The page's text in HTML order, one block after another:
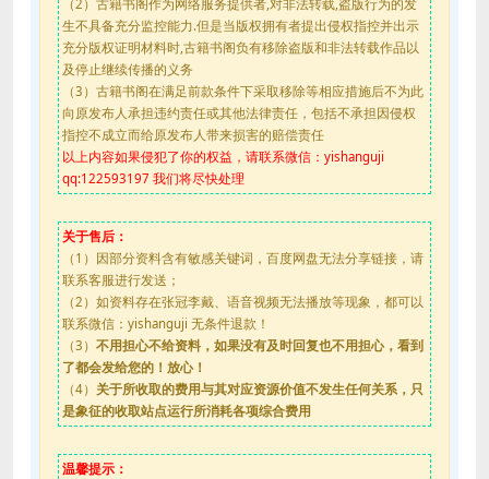
（2）古籍书阁作为网络服务提供者,对非法转载,盗版行为的发
生不具备充分监控能力.但是当版权拥有者提出侵权指控并出示
充分版权证明材料时,古籍书阁负有移除盗版和非法转载作品以
及停止继续传播的义务
（3）古籍书阁在满足前款条件下采取移除等相应措施后不为此
向原发布人承担违约责任或其他法律责任，包括不承担因侵权
指控不成立而给原发布人带来损害的赔偿责任
以上内容如果侵犯了你的权益，请联系微信：yishanguji
qq:122593197 我们将尽快处理
关于售后：
（1）因部分资料含有敏感关键词，百度网盘无法分享链接，请
联系客服进行发送；
（2）如资料存在张冠李戴、语音视频无法播放等现象，都可以
联系微信：yishanguji 无条件退款！
（3） 不用担心不给资料，如果没有及时回复也不用担心，看到
了都会发给您的！放心！
（4） 关于所收取的费用与其对应资源价值不发生任何关系，只
是象征的收取站点运行所消耗各项综合费用
温馨提示：